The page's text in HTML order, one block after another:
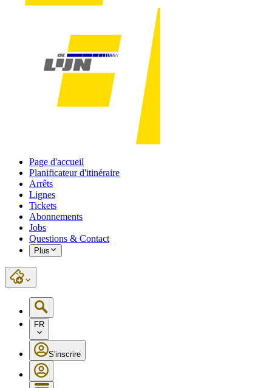
Page d'accueil
Planificateur d'itinéraire
Arrêts
Lignes
Tickets
Abonnements
Jobs
Questions & Contact
Plus
FR
S'inscrire